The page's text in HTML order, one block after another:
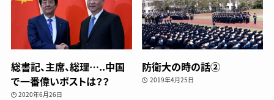
総書記、主席、総理…..中国
で一番偉いポストは？？
2020年6月26日
防衛大の時の話②
2019年4月25日